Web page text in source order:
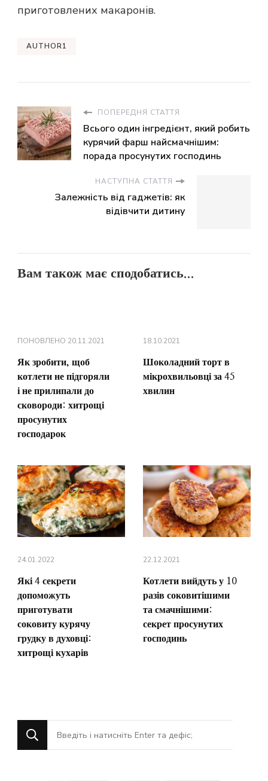
приготовлених макаронів.
AUTHOR1
ПОПЕРЕДНЯ СТАТТЯ
Всього один інгредієнт, який робить
курячий фарш найсмачнішим:
порада просунутих господинь
НАСТУПНА СТАТТЯ
Залежність від гаджетів: як
відівчити дитину
Вам також має сподобатись...
ПОНОВЛЕНО 20.11.2021
Як зробити, щоб
котлети не підгоряли
і не прилипали до
сковороди: хитрощі
просунутих
господарок
18.10.2021
Шоколадний торт в
мікрохвильовці за 45
хвилин
24.01.2022
Які 4 секрети
допоможуть
приготувати
соковиту курячу
грудку в духовці:
хитрощі кухарів
22.12.2021
Котлети вийдуть у 10
разів соковитішими
та смачнішими:
секрет просунутих
господинь
Шукаєте
щось?